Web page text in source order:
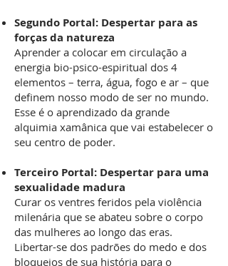
Segundo Portal: Despertar para as
forças da natureza
Aprender a colocar em circulação a
energia bio-psico-espiritual dos 4
elementos – terra, água, fogo e ar – que
definem nosso modo de ser no mundo.
Esse é o aprendizado da grande
alquimia xamânica que vai estabelecer o
seu centro de poder.
Terceiro Portal: Despertar para uma
sexualidade madura
Curar os ventres feridos pela violência
milenária que se abateu sobre o corpo
das mulheres ao longo das eras.
Libertar-se dos padrões do medo e dos
bloqueios de sua história para o